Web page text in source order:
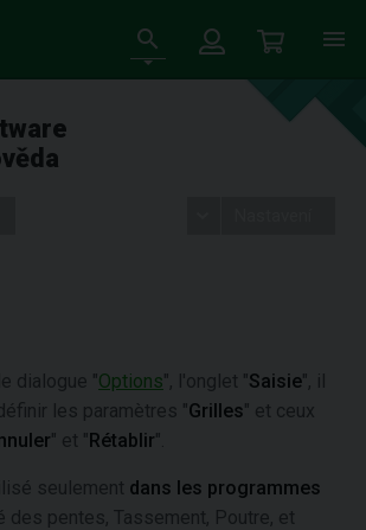
dialogue "Options", l'onglet "Saisie", il
les paramètres "Grilles" et ceux
" et "Rétablir".
seulement dans les programmes
des pentes, Tassement, Poutre, et